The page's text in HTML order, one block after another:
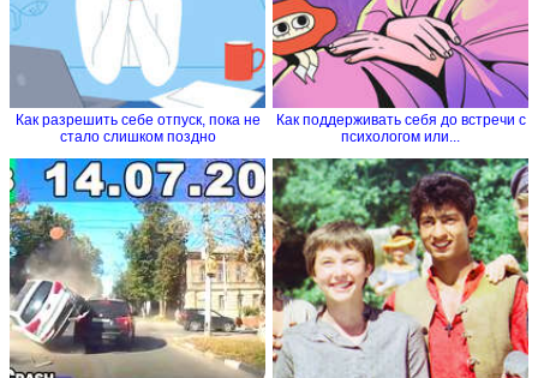
Как разрешить себе отпуск, пока не
стало слишком поздно
Как поддерживать себя до встречи с
психологом или...